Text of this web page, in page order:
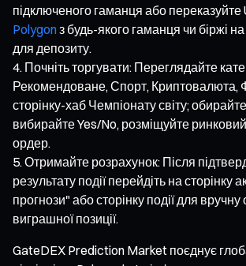
підключеного гаманця або переказуйте
Polygonз будь-якого гаманця чи біржі
для депозиту.
Почніть торгувати: Переглядайте
Рекомендоване, Спорт, Криптовалюта,
сторінку-хаб Чемпіонату світу;
вибирайте Yes/No, розміщуйте ринковий
ордер.
Отримайте розрахунок: Після
результату події перейдіть на сторінку
прогнози" або сторінку події для
виграшної позиції.
GateDEX Prediction Market поєднує